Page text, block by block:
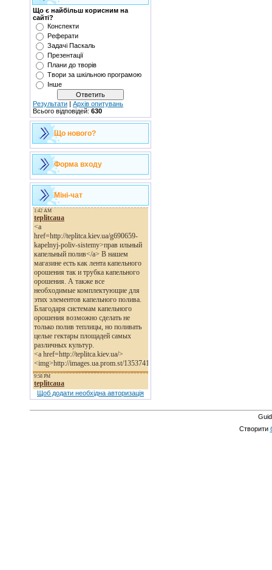
Що є найбільш корисним на
сайті?
Конспекти
Реферати
Задачі Паскаль
Презентації
Плани до творів
Твори за шкільною програмою
Інше
Результати | Архів опитувань
Всього відповідей: 630
Що нового?
Форма входу
Міні-чат
Щоб додати необхідна авторизація
Створити